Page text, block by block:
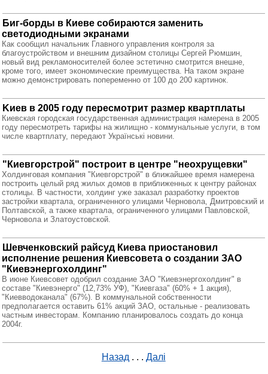
Биг-борды в Киеве собираются заменить
светодиодными экранами
Как сообщил начальник Главного управления контроля за
благоустройством и внешним дизайном столицы Сергей Рюмшин,
новый вид рекламоносителей более эстетично смотрится внешне,
кроме того, имеет экономические преимущества. На таком экране
можно демонстрировать попеременно от 100 до 200 картинок.
Kиев в 2005 году пересмотрит размер квартплаты
Киевская городская государственная администрация намерена в 2005
году пересмотреть тарифы на жилищно - коммунальные услуги, в том
числе квартплату, передают Українські новини.
"Киевгорстрой" построит в центре "неохрущевки"
Холдинговая компания "Киевгорстрой" в ближайшее время намерена
построить целый ряд жилых домов в приближенных к центру районах
столицы. В частности, холдинг уже заказал разработку проектов
застройки квартала, ограниченного улицами Черновола, Дмитровский и
Полтавской, а также квартала, ограниченного улицами Павловской,
Черновола и Златоустовской.
Шевченковский райсуд Киева приостановил
исполнение решения Киевсовета о создании ЗАО
"Киевэнергохолдинг"
В июне Киевсовет одобрил создание ЗАО "Киевэнергохолдинг" в
составе "Киевэнерго" (12,73% УФ), "Киевгаза" (60% + 1 акция),
"Киевводоканала" (67%). В коммунальной собственности
предполагается оставить 61% акций ЗАО, остальные - реализовать
частным инвесторам. Компанию планировалось создать до конца
2004г.
Назад . . . Далі